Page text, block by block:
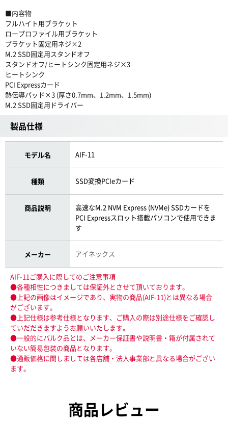
■内容物
フルハイト用ブラケット
ロープロファイル用ブラケット
ブラケット固定用ネジ×2
M.2 SSD固定用スタンドオフ
スタンドオフ/ヒートシンク固定用ネジ×3
ヒートシンク
PCI Expressカード
熱伝導パッド×3 (厚さ0.7mm、1.2mm、1.5mm)
M.2 SSD固定用ドライバー
製品仕様
モデル名 AIF-11
種類 SSD変換PCIeカード
商品説明
高速なM.2 NVM Express (NVMe) SSDカードを
PCI Expressスロット搭載パソコンで使用できま
す
メーカー アイネックス
AIF-11ご購入に際してのご注意事項
●各種相性につきましては保証外とさせて頂いております。
●上記の画像はイメージであり、実物の商品(AIF-11)とは異なる場合
がございます。
●上記仕様は参考仕様となります、ご購入の際は別途仕様をご確認し
ていだだきますようお願いいたします。
●一般的にバルク品とは、メーカー保証書や説明書・箱が付属されて
いない簡易包装の商品となります。
●通販価格に関しましては各店舗・法人事業部と異なる場合がござい
ます。
商品レビュー